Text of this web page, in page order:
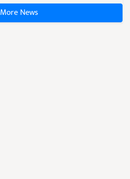
More News